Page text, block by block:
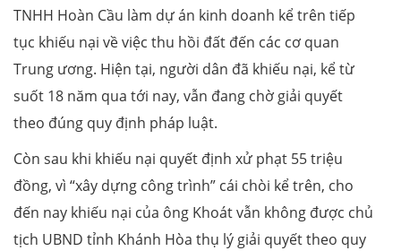
TNHH Hoàn Cầu làm dự án kinh doanh kể trên tiếp
tục khiếu nại về việc thu hồi đất đến các cơ quan
Trung ương. Hiện tại, người dân đã khiếu nại, kể từ
suốt 18 năm qua tới nay, vẫn đang chờ giải quyết
theo đúng quy định pháp luật.
Còn sau khi khiếu nại quyết định xử phạt 55 triệu
đồng, vì “xây dựng công trình” cái chòi kể trên, cho
đến nay khiếu nại của ông Khoát vẫn không được chủ
tịch UBND tỉnh Khánh Hòa thụ lý giải quyết theo quy